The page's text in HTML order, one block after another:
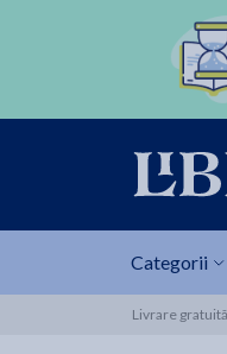
Categorii
Livrare